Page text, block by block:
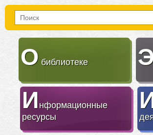
О библиотеке
Информационные
ресурсы